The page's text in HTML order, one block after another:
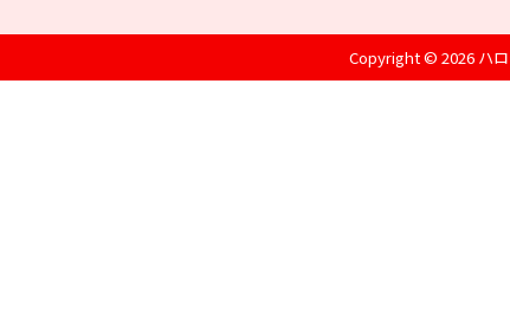
Copyright © 2026 ハ